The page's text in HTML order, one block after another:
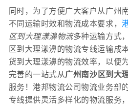
同时，为了方便广大客户从广州
不同运输时效和物流成本要求，
区到大理漾濞物流多种运输方式
区到大理漾濞的物流专线运输成
货到大理漾濞的物流效率，以便
完善的一站式从广州南沙区到大
服务！港邦物流公司物流业务部
专线提供灵活多样化的物流服务